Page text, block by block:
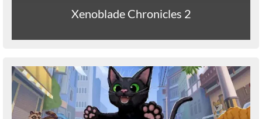
Xenoblade Chronicles 2